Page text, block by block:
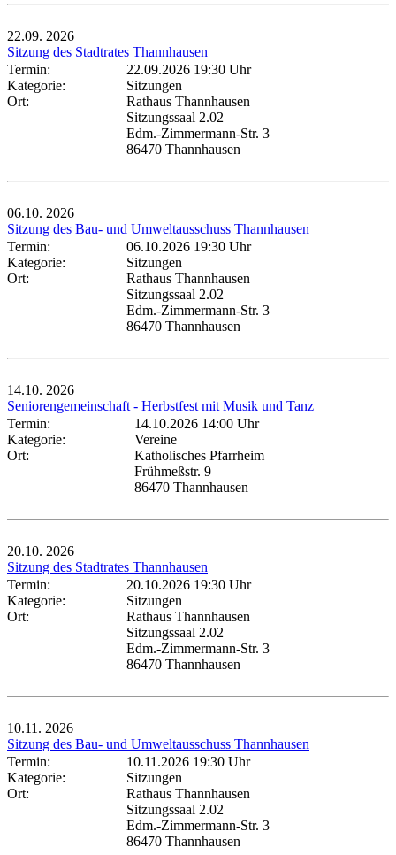
22.09. 2026
Sitzung des Stadtrates Thannhausen
Termin:
22.09.2026 19:30 Uhr
Kategorie:
Sitzungen
Ort:
Rathaus Thannhausen
Sitzungssaal 2.02
Edm.-Zimmermann-Str. 3
86470 Thannhausen
06.10. 2026
Sitzung des Bau- und Umweltausschuss Thannhausen
Termin:
06.10.2026 19:30 Uhr
Kategorie:
Sitzungen
Ort:
Rathaus Thannhausen
Sitzungssaal 2.02
Edm.-Zimmermann-Str. 3
86470 Thannhausen
14.10. 2026
Seniorengemeinschaft - Herbstfest mit Musik und Tanz
Termin:
14.10.2026 14:00 Uhr
Kategorie:
Vereine
Ort:
Katholisches Pfarrheim
Frühmeßstr. 9
86470 Thannhausen
20.10. 2026
Sitzung des Stadtrates Thannhausen
Termin:
20.10.2026 19:30 Uhr
Kategorie:
Sitzungen
Ort:
Rathaus Thannhausen
Sitzungssaal 2.02
Edm.-Zimmermann-Str. 3
86470 Thannhausen
10.11. 2026
Sitzung des Bau- und Umweltausschuss Thannhausen
Termin:
10.11.2026 19:30 Uhr
Kategorie:
Sitzungen
Ort:
Rathaus Thannhausen
Sitzungssaal 2.02
Edm.-Zimmermann-Str. 3
86470 Thannhausen